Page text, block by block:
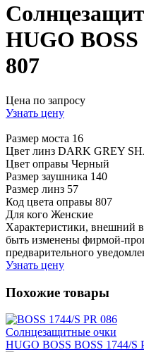
HUGO BOSS
807
Цена по запросу
Узнать цену
Размер моста 16
Цвет линз DARK GREY
Цвет оправы Черный
Размер заушника 140
Размер линз 57
Код цвета оправы 807
Для кого Женские
Характеристики, внешний
быть изменены фирмой-
предварительного
Узнать цену
Похожие товары
Солнцезащитные очки
HUGO BOSS BOSS 1744/S